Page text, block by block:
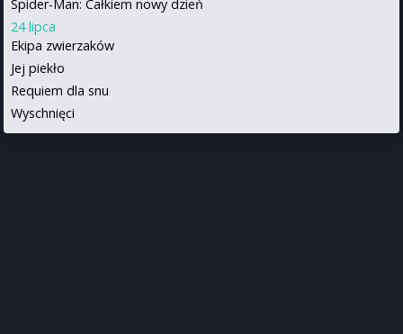
Spider-Man: Całkiem nowy dzień
24 lipca
Ekipa zwierzaków
Jej piekło
Requiem dla snu
Wyschnięci